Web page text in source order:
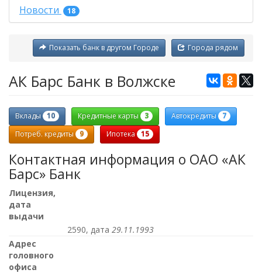
Новости 18
Города рядом
Показать банк в другом Городе
АК Барс Банк в Волжске
Вклады 10 Кредитные карты 3 Автокредиты 7
Потреб. кредиты 9 Ипотека 15
Контактная информация о ОАО «АК
Барс» Банк
Лицензия,
дата
выдачи
2590, дата 29.11.1993
Адрес
головного
офиса